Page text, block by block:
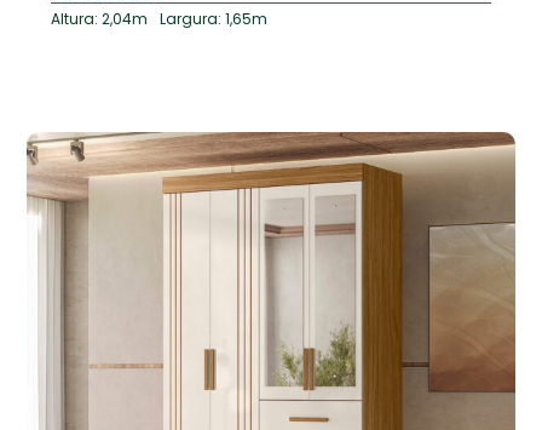
Altura: 2,04m Largura: 1,65m